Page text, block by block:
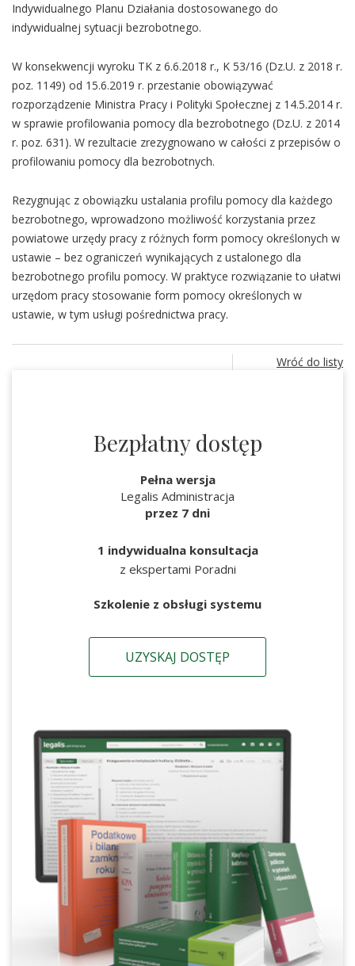
Indywidualnego Planu Działania dostosowanego do
indywidualnej sytuacji bezrobotnego.
W konsekwencji wyroku TK z 6.6.2018 r., K 53/16 (Dz.U. z 2018 r.
poz. 1149) od 15.6.2019 r. przestanie obowiązywać
rozporządzenie Ministra Pracy i Polityki Społecznej z 14.5.2014 r.
w sprawie profilowania pomocy dla bezrobotnego (Dz.U. z 2014
r. poz. 631). W rezultacie zrezygnowano w całości z przepisów o
profilowaniu pomocy dla bezrobotnych.
Rezygnując z obowiązku ustalania profilu pomocy dla każdego
bezrobotnego, wprowadzono możliwość korzystania przez
powiatowe urzędy pracy z różnych form pomocy określonych w
ustawie – bez ograniczeń wynikających z ustalonego dla
bezrobotnego profilu pomocy. W praktyce rozwiązanie to ułatwi
urzędom pracy stosowanie form pomocy określonych w
ustawie, w tym usługi pośrednictwa pracy.
Wróć do listy
Bezpłatny dostęp
Pełna wersja
Legalis Administracja
przez 7 dni
1 indywidualna konsultacja
z ekspertami Poradni
Szkolenie z obsługi systemu
UZYSKAJ DOSTĘP